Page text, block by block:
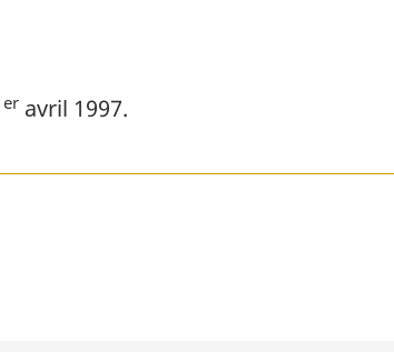
er avril 1997.